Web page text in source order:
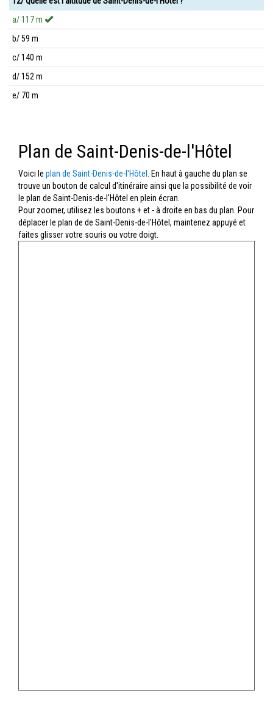
a/ 117 m
b/ 59 m
c/ 140 m
d/ 152 m
e/ 70 m
Plan de Saint-Denis-de-l'Hôtel
Voici le plan de Saint-Denis-de-l'Hôtel
. En haut à gauche du plan se
trouve un bouton de calcul d'itinéraire ainsi que la possibilité de voir
le plan de Saint-Denis-de-l'Hôtel en plein écran.
Pour zoomer, utilisez les boutons + et - à droite en bas du plan. Pour
déplacer le plan de de Saint-Denis-de-l'Hôtel, maintenez appuyé et
faites glisser votre souris ou votre doigt.